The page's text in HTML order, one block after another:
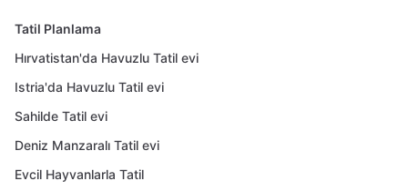
Tatil Planlama
Hırvatistan'da Havuzlu Tatil evi
Istria'da Havuzlu Tatil evi
Sahilde Tatil evi
Deniz Manzaralı Tatil evi
Evcil Hayvanlarla Tatil